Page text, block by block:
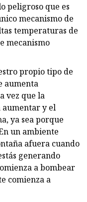
peligroso que es
mecanismo de
temperaturas de
mecanismo
propio tipo de
aumenta
vez que la
y el
ya sea porque
un ambiente
afuera cuando
generando
a bombear
comienza a